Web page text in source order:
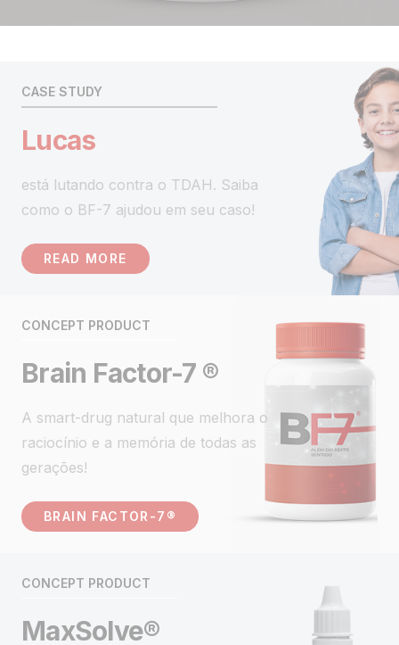
CASE STUDY
Lucas
está lutando contra o TDAH. Saiba
como o BF-7 ajudou em seu caso!
READ MORE
CONCEPT PRODUCT
Brain Factor-7 ®
A smart-drug natural que melhora o
raciocínio e a memória de todas as
gerações!
BRAIN FACTOR-7®
CONCEPT PRODUCT
MaxSolve®